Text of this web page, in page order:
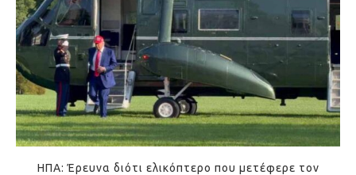
ΗΠΑ: Έρευνα διότι ελικόπτερο που μετέφερε τον